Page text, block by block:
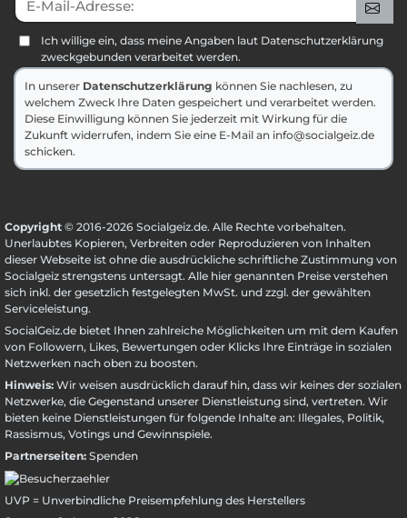
Ich willige ein, dass meine Angaben laut Datenschutzerklärung
zweckgebunden verarbeitet werden.
In unserer Datenschutzerklärung können Sie nachlesen, zu
welchem Zweck Ihre Daten gespeichert und verarbeitet werden.
Diese Einwilligung können Sie jederzeit mit Wirkung für die
Zukunft widerrufen, indem Sie eine E-Mail an info@socialgeiz.de
schicken.
Copyright © 2016-2026 Socialgeiz.de. Alle Rechte vorbehalten.
Unerlaubtes Kopieren, Verbreiten oder Reproduzieren von Inhalten
dieser Webseite ist ohne die ausdrückliche schriftliche Zustimmung von
Socialgeiz strengstens untersagt. Alle hier genannten Preise verstehen
sich inkl. der gesetzlich festgelegten MwSt. und zzgl. der gewählten
Serviceleistung.
SocialGeiz.de bietet Ihnen zahlreiche Möglichkeiten um mit dem Kaufen
von Followern, Likes, Bewertungen oder Klicks Ihre Einträge in sozialen
Netzwerken nach oben zu boosten.
Hinweis: Wir weisen ausdrücklich darauf hin, dass wir keines der sozialen
Netzwerke, die Gegenstand unserer Dienstleistung sind, vertreten. Wir
bieten keine Dienstleistungen für folgende Inhalte an: Illegales, Politik,
Rassismus, Votings und Gewinnspiele.
Partnerseiten: Spenden
UVP = Unverbindliche Preisempfehlung des Herstellers